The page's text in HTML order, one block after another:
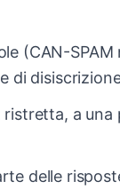
(CAN-SPAM
di
a una
delle